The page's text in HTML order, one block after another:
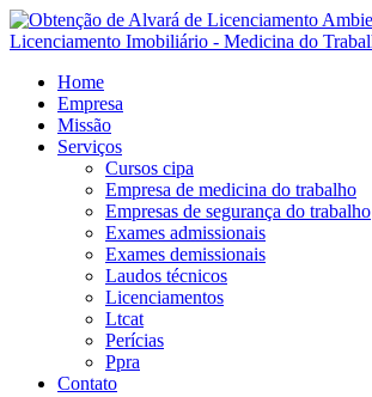
Home
Empresa
Missão
Serviços
Cursos cipa
Empresa de medicina do trabalho
Empresas de segurança do trabalho
Exames admissionais
Exames demissionais
Laudos técnicos
Licenciamentos
Ltcat
Perícias
Ppra
Contato